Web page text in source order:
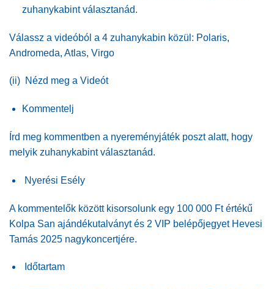
zuhanykabint választanád.
Válassz a videóból a 4 zuhanykabin közül: Polaris,
Andromeda, Atlas, Virgo
(ii) Nézd meg a Videót
Kommentelj
Írd meg kommentben a nyereményjáték poszt alatt, hogy
melyik zuhanykabint választanád.
Nyerési Esély
A kommentelők között kisorsolunk egy 100 000 Ft értékű
Kolpa San ajándékutalványt és 2 VIP belépőjegyet Hevesi
Tamás 2025 nagykoncertjére.
Időtartam